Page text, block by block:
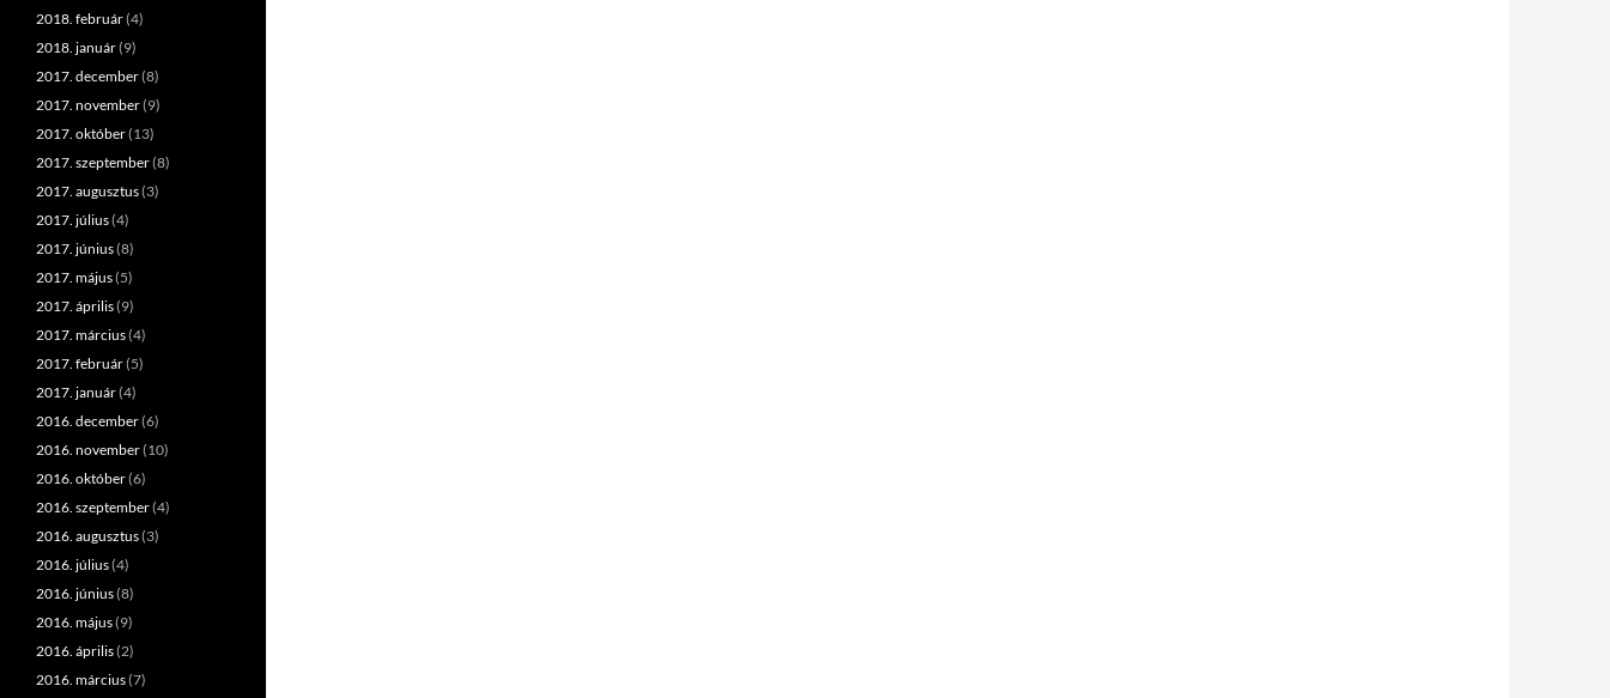
2018. február(4)
2018. január(9)
2017. december(8)
2017. november(9)
2017. október(13)
2017. szeptember(8)
2017. augusztus(3)
2017. július(4)
2017. június(8)
2017. május(5)
2017. április(9)
2017. március(4)
2017. február(5)
2017. január(4)
2016. december(6)
2016. november(10)
2016. október(6)
2016. szeptember(4)
2016. augusztus(3)
2016. július(4)
2016. június(8)
2016. május(9)
2016. április(2)
2016. március(7)